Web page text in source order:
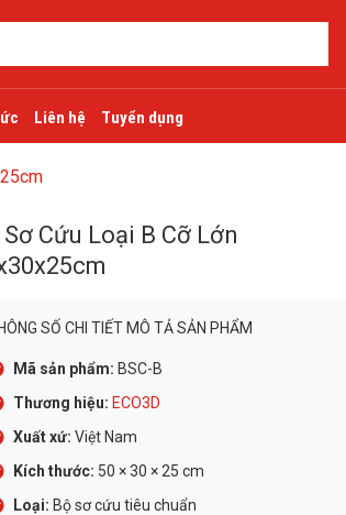
Liên hệ Tuyển dụng
Sơ Cứu Loại B Cỡ Lớn
SỐ CHI TIẾT MÔ TẢ SẢN PHẨM
Mã sản phẩm: BSC-B
Thương hiệu: ECO3D
Xuất xứ: Việt Nam
Kích thước: 50 × 30 × 25 cm
Loại: Bộ sơ cứu tiêu chuẩn